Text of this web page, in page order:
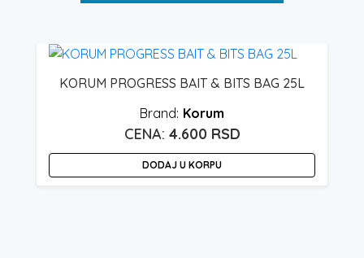
KORUM PROGRESS BAIT & BITS BAG 25L
Korum
4.600 RSD
DODAJ U KORPU